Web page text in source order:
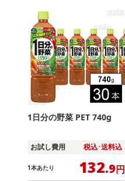
1日分の野菜 PET 740g
お試し費用 税込･送料込
1本あたり 132.9円